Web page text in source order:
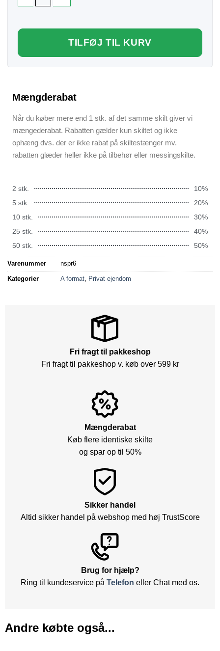
TILFØJ TIL KURV
Mængderabat
Når du køber mere end 1 stk. af det samme skilt giver vi
mængederabat. Rabatten gælder kun skiltet og ikke
ophæng dvs. der er ikke rabat på skiltestænger mv.
rabatten glæder heller ikke på tilbehør eller messingskilte.
2 stk.
10%
5 stk.
20%
10 stk.
30%
25 stk.
40%
50 stk.
50%
Varenummer nspr6
Kategorier A format, Privat ejendom
Fri fragt til pakkeshop
Fri fragt til pakkeshop v. køb over 599 kr
Mængderabat
Køb flere identiske skilte
og spar op til 50%
Sikker handel
Altid sikker handel på webshop med høj TrustScore
Brug for hjælp?
Ring til kundeservice på Telefon eller Chat med os.
Andre købte også...